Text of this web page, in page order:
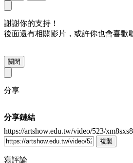
謝謝你的支持！
後面還有相關影片，或許你也會喜歡
關閉
分享
分享鏈結
https://artshow.edu.tw/video/523/
複製
寫評論